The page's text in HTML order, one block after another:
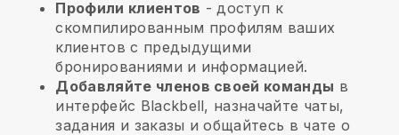
Профили клиентов - доступ к
скомпилированным профилям ваших
клиентов с предыдущими
бронированиями и информацией.
Добавляйте членов своей команды в
интерфейс Blackbell, назначайте чаты,
задания и заказы и общайтесь в чате о